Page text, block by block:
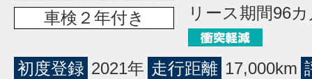
車検２年付き リース期間96
初度登録 2021年 走行距離 17,000km